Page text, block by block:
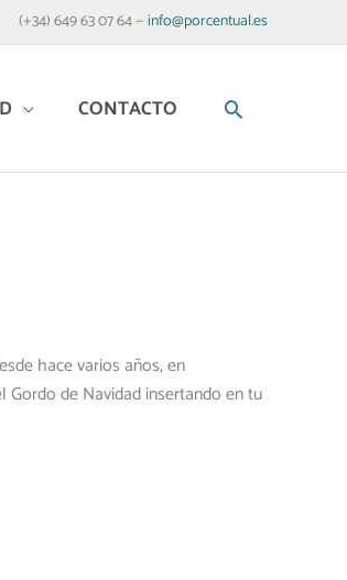
(+34) 649 63 07 64 —info@porcentual.es
CONTACTO BUSCAR
hace varios años, en
de Navidad insertando en tu